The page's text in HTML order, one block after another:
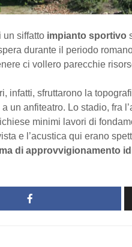
un siffatto impianto sportivo
durante il periodo
ci vollero parecchie
infatti, sfruttarono la
un anfiteatro. Lo stadio, fra
minimi lavori di
e l’acustica qui erano
di approvvigionamento